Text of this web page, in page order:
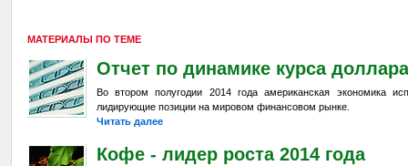
МАТЕРИАЛЫ ПО ТЕМЕ
Отчет по динамике курса доллара
Во втором полугодии 2014 года американская экономика
лидирующие позиции на мировом финансовом рынке.
Читать далее
Кофе - лидер роста 2014 года